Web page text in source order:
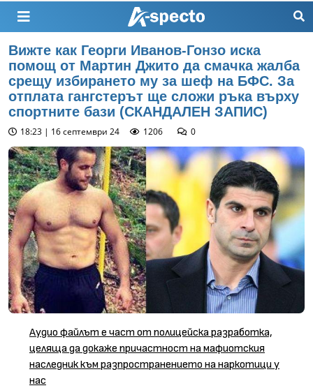
Вижте как Георги Иванов-Гонзо иска
помощ от Мартин Джито да смачка жалба
срещу избирането му за шеф на БФС. За
отплата гангстерът ще сложи ръка върху
спортните бази (СКАНДАЛЕН ЗАПИС)
18:23 | 16 септември 24 1206 0
Аудио файлът е част от полицейска разработка,
целяща да докаже причастност на мафиотския
наследник към разпространението на наркотици у
нас